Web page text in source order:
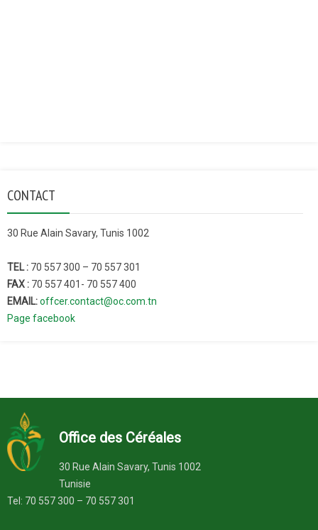
CONTACT
30 Rue Alain Savary, Tunis 1002
TEL : 70 557 300 – 70 557 301
FAX : 70 557 401- 70 557 400
EMAIL:offcer.contact@oc.com.tn
Page facebook
Office des Céréales
30 Rue Alain Savary, Tunis 1002
Tunisie
Tel: 70 557 300 – 70 557 301